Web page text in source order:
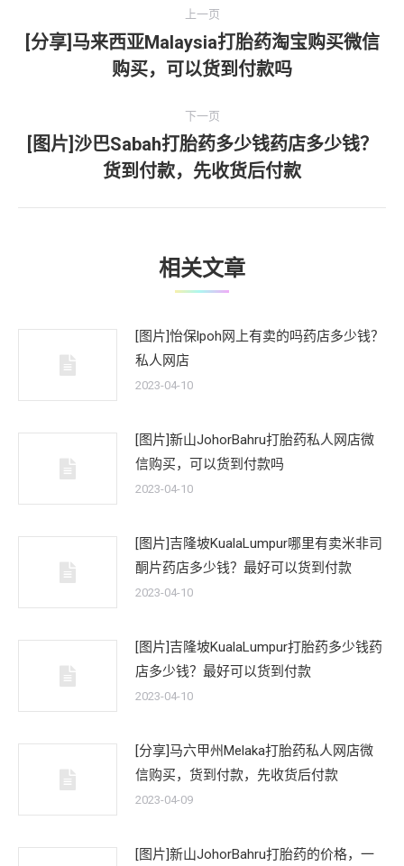
章
上一页
一
[分享]马来西亚Malaysia打胎药淘宝购买微信
购买，可以货到付款吗
下一页
下
一
文
[图片]沙巴Sabah打胎药多少钱药店多少钱？
货到付款，先收货后付款
相关文章
[图片]怡保lpoh网上有卖的吗药店多少钱？
私人网店
2023-04-10
[图片]新山JohorBahru打胎药私人网店微
信购买，可以货到付款吗
2023-04-10
[图片]吉隆坡KualaLumpur哪里有卖米非司
酮片药店多少钱？最好可以货到付款
2023-04-10
[图片]吉隆坡KualaLumpur打胎药多少钱药
店多少钱？最好可以货到付款
2023-04-10
[分享]马六甲州Melaka打胎药私人网店微
信购买，货到付款，先收货后付款
2023-04-09
[图片]新山JohorBahru打胎药的价格，一